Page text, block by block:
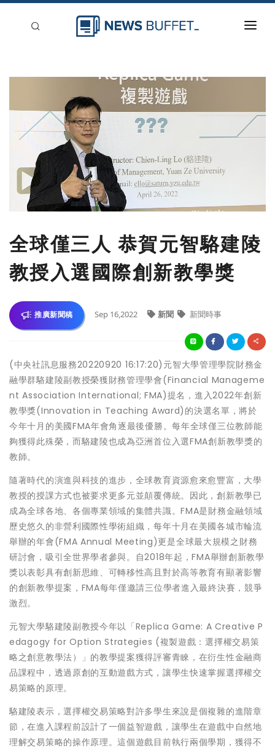
刊登
全球僅三人 恭賀元智駱建陵
教授入選國際創新教學獎
推廣新聞稿 Sep 16,2022 新聞 新聞時事
(中央社訊息服務20220920 16:17:20)元智大學管理學院財務金
融學群駱建陵副教授榮獲財務管理學會(Financial Manageme
nt Association International; FMA)提名，進入2022年創新
教學獎(Innovation in Teaching Award)的決選名單，將於
今年十月的美國FMA年會角逐最後優勝。每年全球僅三位教師能
夠獲得此殊榮，而駱建陵也成為亞洲首位入選FMA創新教學獎的
教師。
隨著時代的演進與科技的進步，全球教育資源愈來愈豐富，大學
教授的授課方式也被要求更多元並顛覆傳統。因此，創新教學已
成為全球各地、各個專業領域的集體共識。FMA是財務金融領域
歷史悠久的非營利國際性學術組織，每年十月在美國各城市輪流
舉辦的年會(FMA Annual Meeting)更是全球最大規模之財務
研討會，吸引全世界學者參與。自2018年起，FMA舉辦創新教學
獎以表彰具有創新思維、可轉移性高且對於高等教育有顯著影響
的創新教學提案，FMA每年僅邀請三位學者進入最終決賽，競爭
激烈。
元智大學駱建陵副教授今年以「Replica Game: A Creative P
edagogy for Option Strategies (複製遊戲：選擇權交易策
略之創意教學法）」的教學提案獲得評審青睞，在衍生性金融商
品課程中，透過原創的互動遊戲方式，讓學生快速掌握選擇權交
易策略的原理。
駱建陵表示，選擇權交易策略對許多學生來說是個複雜的進階章
節，在進入課程前設計了一個益智遊戲，讓學生在遊戲中自然地
理解交易策略的操作原理。這個遊戲目前執行兩個學期，獲得不